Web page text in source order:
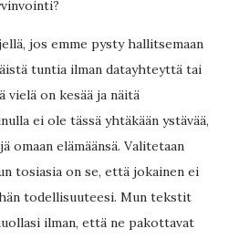
jos emme pysty hallitsemaan
tuntia ilman datayhteyttä tai
on kesää ja näitä
ei ole tässä yhtäkään ystävää,
omaan elämäänsä. Valitetaan
tosiasia on se, että jokainen ei
todellisuuteesi. Mun tekstit
ilman, että ne pakottavat